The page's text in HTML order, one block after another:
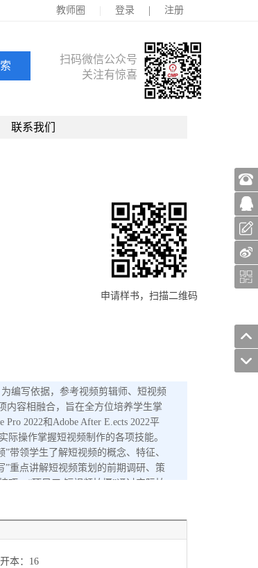
联系我们
教师圈 | 登录 | 注册
扫码微信公众号
关注有惊喜
申请样书，扫描二维码
编写依据，参考视频剪辑师、短视频
内容相融合，旨在全方位培养学生掌
2022和Adobe After E.ects 2022平
操作掌握短视频制作的各项技能。
带领学生了解短视频的概念、特征、
重点讲解短视频策划的前期调研、策
巧。“项目三 短视频拍摄”通过实际拍
、计算机类相关专业课程的教学用
开本：16